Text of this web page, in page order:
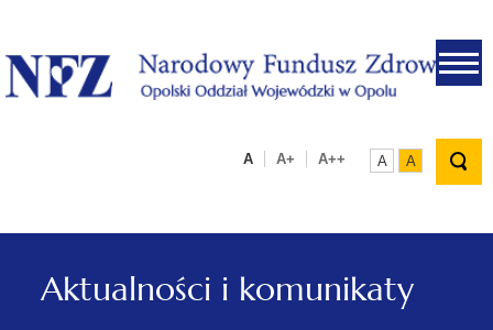
.
A A+ A++ A A
Aktualności i komunikaty